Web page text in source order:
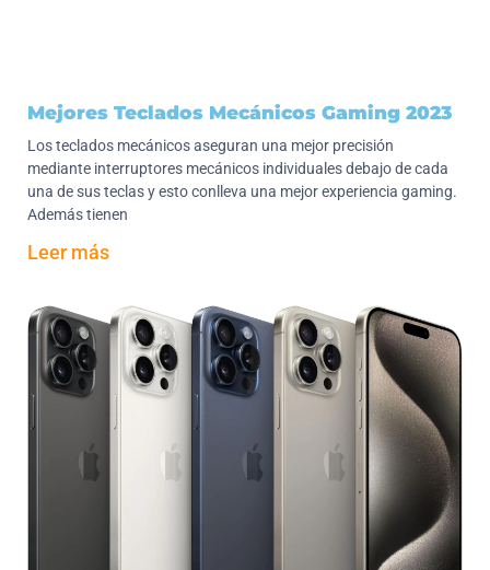
Mejores Teclados Mecánicos Gaming 2023
Los teclados mecánicos aseguran una mejor precisión
mediante interruptores mecánicos individuales debajo de cada
una de sus teclas y esto conlleva una mejor experiencia gaming.
Además tienen
Leer más